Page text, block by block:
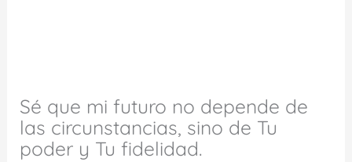
Sé que mi futuro no depende de
las circunstancias, sino de Tu
poder y Tu fidelidad.